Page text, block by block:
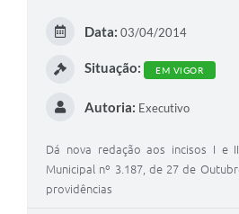
Data: 03/04/2014
Situação: EM VIGOR
Autoria: Executivo
Dá nova redação aos incisos I e
Municipal nº 3.187, de 27 de
providências